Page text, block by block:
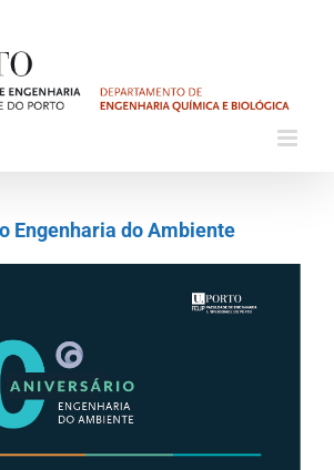
Engenharia do Ambiente